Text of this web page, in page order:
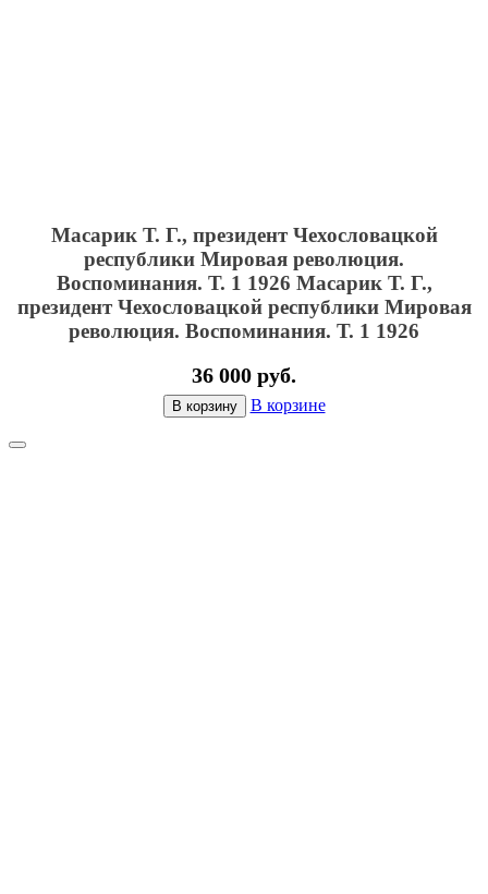
Масарик Т. Г., президент Чехословацкой
республики Мировая революция.
Воспоминания. Т. 1 1926 Масарик Т. Г.,
президент Чехословацкой республики Мировая
революция. Воспоминания. Т. 1 1926
36 000 руб.
В корзину В корзине